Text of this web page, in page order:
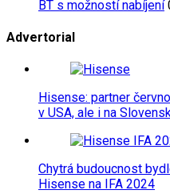
BT s možností nabíjení
Advertorial
Hisense: partner
v USA, ale i na
Chytrá budoucnost
Hisense na IFA 2024